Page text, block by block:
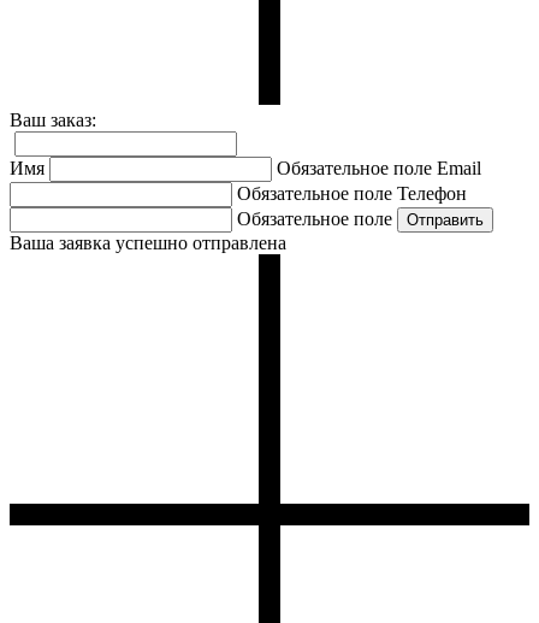
Ваш заказ:
Имя Обязательное поле Email
Обязательное поле Телефон
Обязательное поле
Ваша заявка успешно отправлена